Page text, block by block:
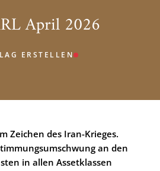
April 2026
ERSTELLEN
Zeichen des Iran-Krieges.
an den
in allen Assetklassen